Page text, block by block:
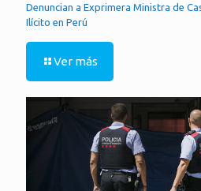
Denuncian a Exprimera Ministra de
Ilícito en Perú
Ver más